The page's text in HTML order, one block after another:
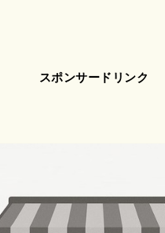
スポンサードリンク